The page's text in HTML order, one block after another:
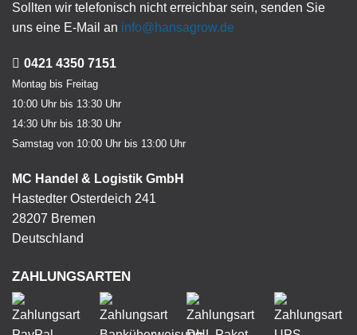
Sollten wir telefonisch nicht erreichbar sein, senden Sie
uns eine E-Mail an info@hansagrow.de
0421 4350 7151
Montag bis Freitag
10:00 Uhr bis 13:30 Uhr
14:30 Uhr bis 18:30 Uhr
Samstag von 10:00 Uhr bis 13:00 Uhr
MC Handel & Logistik GmbH
Hastedter Osterdeich 241
28207 Bremen
Deutschland
ZAHLUNGSARTEN